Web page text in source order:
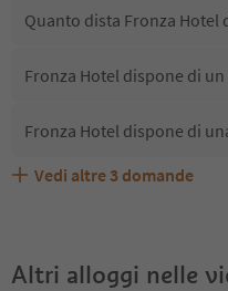
Quanto dista Fronza Hotel
Fronza Hotel dispone di
Fronza Hotel dispone di
Fronza Hotel accetta
Quali servizi/attività sono
Gli ospiti di Fronza Hotel
Vedi altre 3 domande
Altri alloggi nelle